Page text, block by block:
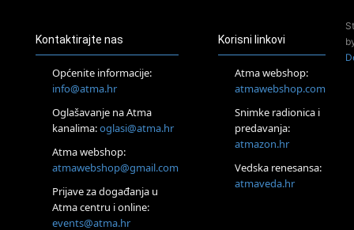
Tečaj Višeg Vodstva, razvijanja intuicije i Akaša zapisa
25.08.
Upisi u program Profesionalni hipnoterapeut — nova
generacija kreće 25.08. 2026.
Online
Visoko
Alemka Dauskardt – Jednodnevna radionica sistemskih
konstelacija
Kontaktirajte nas
Općenite informacije:
info@atma.hr
Oglašavanje na Atma
kanalima:oglasi@atma.hr
Atma webshop:
atmawebshop@gmail.com
Prijave za događanja u
Atma centru i online:
events@atma.hr
Korisni linkovi
Atma webshop:
atmawebshop.com
Snimke radionica i
predavanja:
atmazon.hr
Vedska renesansa:
atmaveda.hr